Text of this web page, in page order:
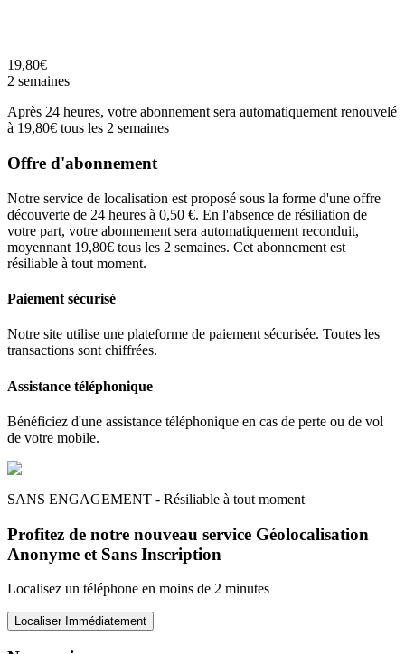
19,80€
2 semaines
Après 24 heures, votre abonnement sera automatiquement renouvelé
à 19,80€ tous les 2 semaines
Offre d'abonnement
Notre service de localisation est proposé sous la forme d'une offre
découverte de 24 heures à 0,50 €. En l'absence de résiliation de
votre part, votre abonnement sera automatiquement reconduit,
moyennant 19,80€ tous les 2 semaines. Cet abonnement est
résiliable à tout moment.
Paiement sécurisé
Notre site utilise une plateforme de paiement sécurisée. Toutes les
transactions sont chiffrées.
Assistance téléphonique
Bénéficiez d'une assistance téléphonique en cas de perte ou de vol
de votre mobile.
SANS ENGAGEMENT - Résiliable à tout moment
Profitez de notre nouveau service Géolocalisation
Anonyme et Sans Inscription
Localisez un téléphone en moins de 2 minutes
Localiser Immédiatement